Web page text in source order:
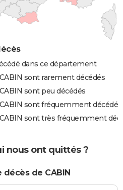
dans ce département
sont rarement décédés
sont peu décédés
sont fréquemment décédés
sont très fréquemment
nous ont quittés ?
de CABIN